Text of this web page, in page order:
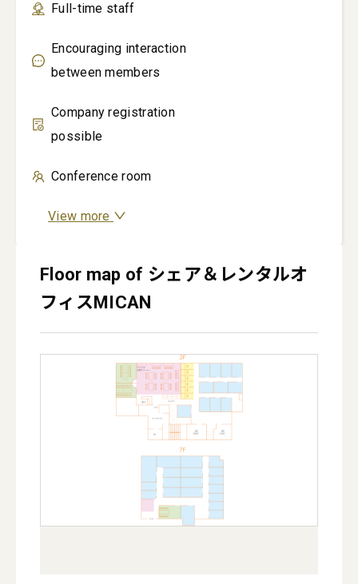
Full-time staff
Encouraging interaction
between members
Company registration
possible
Conference room
View more
Floor map of シェア＆レンタルオ
フィスMICAN